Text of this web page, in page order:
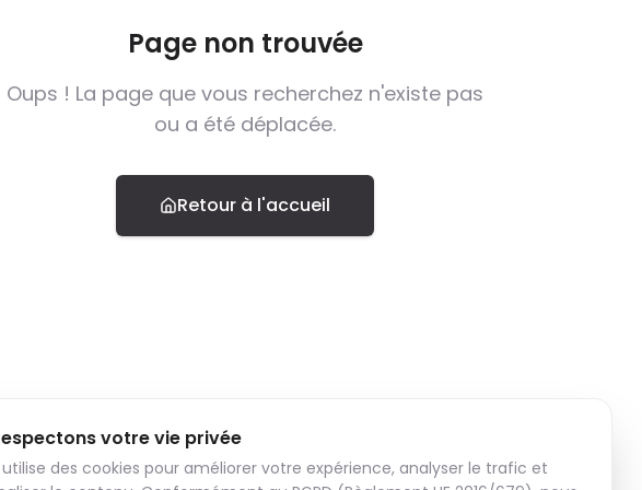
votre vie privée
des cookies pour améliorer votre expérience, analyser le trafic et
Page non trouvée
Oups ! La page que vous recherchez n'existe pas
ou a été déplacée.
Retour à l'accueil